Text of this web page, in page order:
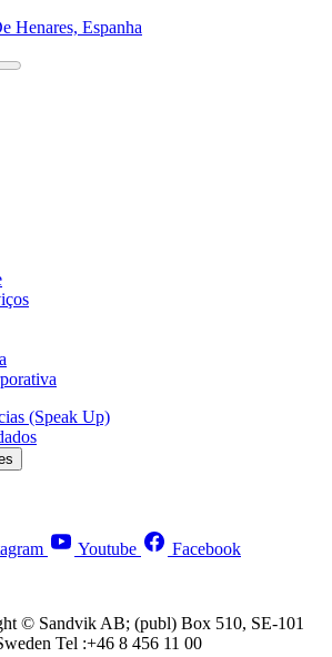
Henares, Espanha
(Speak Up)
Youtube Facebook
© Sandvik AB; (publ) Box 510, SE-101
Tel :+46 8 456 11 00